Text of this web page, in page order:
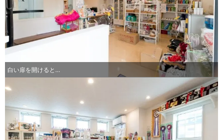
白い扉を開けると…